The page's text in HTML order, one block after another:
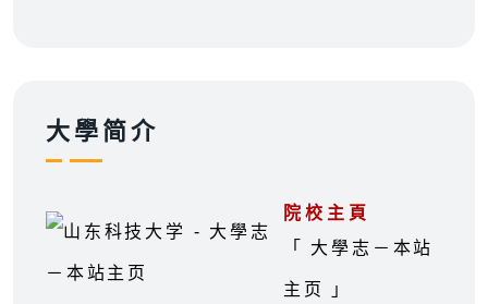
大學简介
院校主頁
「 大學志－本站
主页 」